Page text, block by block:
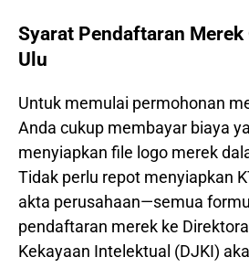
Syarat Pendaftaran Merek
Ulu
Untuk memulai permohonan
Anda cukup membayar biaya
menyiapkan file logo merek
Tidak perlu repot menyiapkan
akta perusahaan—semua
pendaftaran merek ke
Kekayaan Intelektual (DJKI)